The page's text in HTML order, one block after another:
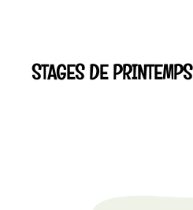
STAGES DE PRINTEMPS